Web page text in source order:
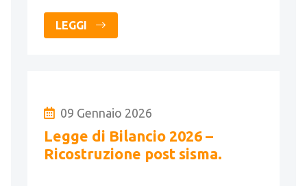
LEGGI
09 Gennaio 2026
Legge di Bilancio 2026 –
Ricostruzione post sisma.